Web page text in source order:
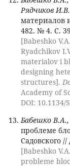
Рядчиков И.В.
материалов
482. № 4. С.
[Babeshko
Ryadchikov
materialov i
designing
structures].
Academy of
DOI: 10.1134/
Бабешко
проблеме
Садовского
[Babeshko
probleme